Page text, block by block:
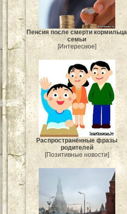
Пенсия после смерти кормильца
семьи
[Интересное]
Распространённые фразы
родителей
[Позитивные новости]